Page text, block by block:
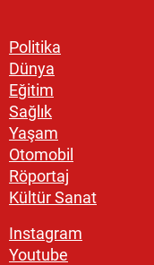
Politika
Dünya
Eğitim
Sağlık
Yaşam
Otomobil
Röportaj
Kültür Sanat
Instagram
Youtube